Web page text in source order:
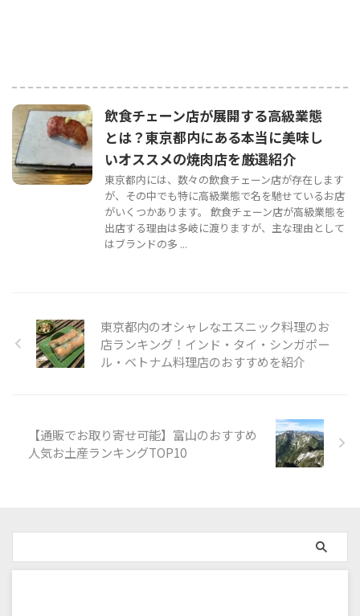
飲食チェーン店が展開する高級業態
とは？東京都内にある本当に美味し
いオススメの焼肉店を厳選紹介
東京都内には、数々の飲食チェーン店が存在します
が、その中でも特に高級業態で名を馳せているお店
がいくつかあります。 飲食チェーン店が高級業態を
出店する理由は多岐に渡りますが、主な理由として
はブランドの多 ...
東京都内のオシャレなエスニック料理のお
店ランキング！インド・タイ・シンガポー
ル・ベトナム料理店のおすすめを紹介
【通販でお取り寄せ可能】富山のおすすめ
人気お土産ランキングTOP10